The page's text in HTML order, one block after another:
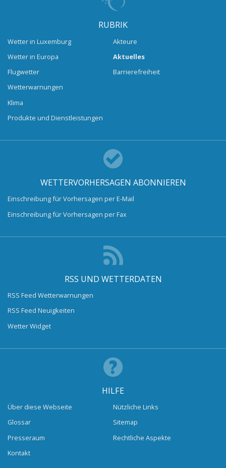
RUBRIK
Wetter in Luxemburg
Wetter in Europa
Flugwetter
Wetterwarnungen
Klima
Produkte und Dienstleistungen
Akteure
Aktuelles
Barrierefreiheit
WETTERVORHERSAGEN ABONNIEREN
Einschreibung für Vorhersagen per E-Mail
Einschreibung für Vorhersagen per Fax
RSS UND WETTERDATEN
RSS Feed Wetterwarnungen
RSS Feed Neuigkeiten
Wetter Widget
HILFE
Über diese Webseite
Glossar
Presseraum
Kontakt
Nützliche Links
Sitemap
Rechtliche Aspekte